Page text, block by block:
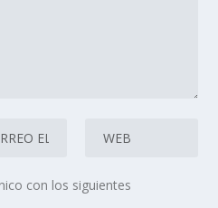
con los siguientes